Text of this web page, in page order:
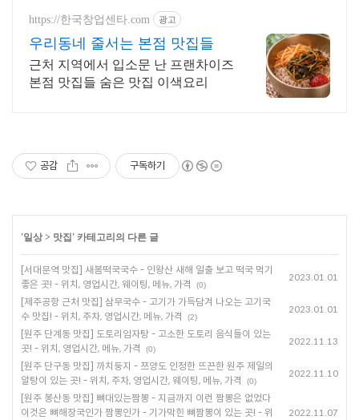
https://한국창업센타.com 광고
우리동네 줄서는 본점 맛집들
근처 지역에서 입소문 난 프랜차이즈
본점 맛집들 숨은 맛집 이색요리
공감 구독하기
'일상> 맛집 ' 카테고리의 다른 글
[서대문역 맛집] 새봄떡국국수 - 인왕산 새해 일출 보고 떡국 먹기
좋은 곳! - 위치, 영업시간, 웨이팅, 메뉴, 가격
(0)
2023.01.01
[제주공항 근처 맛집] 삼무국수 - 고기가 가득담겨 나오는 고기국
수 맛집! - 위치, 주차, 영업시간, 메뉴, 가격
(2)
2023.01.01
[원주 단계동 맛집] 도토리임자탕 - 고소한 도토리 음식들이 있는
곳! - 위치, 영업시간, 메뉴, 가격
(0)
2022.11.13
[원주 단구동 맛집] 까치둥지 - 쯔양도 인정한 뜨끈한 원주 제일의
알탕이 있는 곳! - 위치, 주차, 영업시간, 웨이팅, 메뉴, 가격
(0)
2022.11.10
[원주 봉산동 맛집] 뼈대있는짬뽕 - 지금까지 이런 짬뽕은 없었다
이것은 뼈해장국인가 짬뽕인가 - 기가막힌 뼈짬뽕이 있는 곳! - 위
2022.11.07